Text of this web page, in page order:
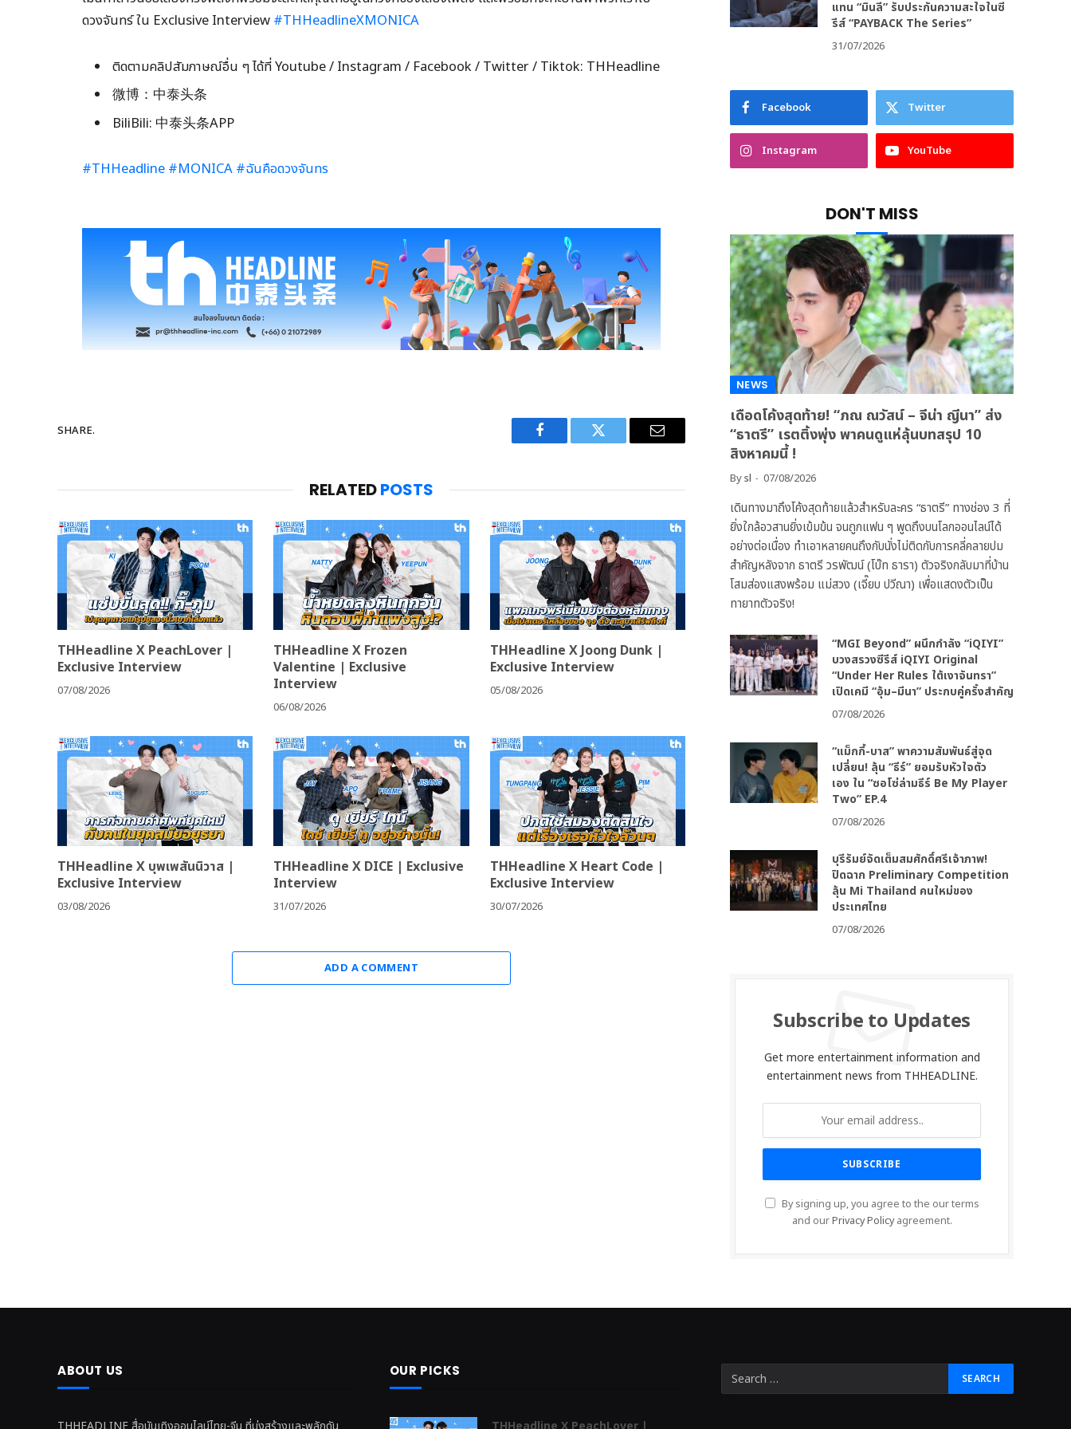
ดวงจันทร์ ใน Exclusive Interview #THHeadlineXMONICA
ติดตามคลิปสัมภาษณ์อื่น ๆ ได้ที่ Youtube / Instagram / Facebook / Twitter / Tiktok: THHeadline
微博：中泰头条
BiliBili: 中泰头条APP
#THHeadline #MONICA #ฉันคือดวงจันทร
SHARE.
Facebook Twitter Email
RELATEDPOSTS
THHeadline X PeachLover |
Exclusive Interview
07/08/2026
THHeadline X Frozen
Valentine | Exclusive
Interview
06/08/2026
THHeadline X Joong Dunk |
Exclusive Interview
05/08/2026
THHeadline X บุพเพสันนิวาส |
Exclusive Interview
03/08/2026
THHeadline X DICE | Exclusive
Interview
31/07/2026
THHeadline X Heart Code |
Exclusive Interview
30/07/2026
ADD A COMMENT
แทน “มินลี” รับประกันความสะใจในซี
รีส์ “PAYBACK The Series”
31/07/2026
Facebook Twitter
Instagram YouTube
DON'T MISS
NEWS
เดือดโค้งสุดท้าย! “ภณ ณวัสน์ – จีน่า ญีนา” ส่ง
“ธาตรี” เรตติ้งพุ่ง พาคนดูแห่ลุ้นบทสรุป 10
สิงหาคมนี้ !
Bysl 07/08/2026
เดินทางมาถึงโค้งสุดท้ายแล้วสำหรับละคร “ธาตรี” ทางช่อง 3 ที่
ยิ่งใกล้อวสานยิ่งเข้มข้น จนถูกแฟน ๆ พูดถึงบนโลกออนไลน์ได้
อย่างต่อเนื่อง ทำเอาหลายคนถึงกับนั่งไม่ติดกับการคลี่คลายปม
สำคัญหลังจาก ธาตรี วรพัฒน์ (โบ๊ท ธารา) ตัวจริงกลับมาที่บ้าน
โสมส่องแสงพร้อม แม่สวง (เจี๊ยบ ปวีณา) เพื่อแสดงตัวเป็น
ทายาทตัวจริง!
“MGI Beyond” ผนึกกำลัง “iQIYI”
บวงสรวงซีรีส์ iQIYI Original
“Under Her Rules ใต้เงาจันทรา”
เปิดเคมี “อุ้ม–มีนา” ประกบคู่ครั้งสำคัญ
07/08/2026
“แม็กกี้-บาส” พาความสัมพันธ์สู่จุด
เปลี่ยน! ลุ้น “ธีร์” ยอมรับหัวใจตัว
เอง ใน “ซอโซ่ล่ามธีร์ Be My Player
Two” EP.4
07/08/2026
บุรีรัมย์จัดเต็มสมศักดิ์ศรีเจ้าภาพ!
ปิดฉาก Preliminary Competition
ลุ้น Mi Thailand คนใหม่ของ
ประเทศไทย
07/08/2026
Subscribe to Updates
Get more entertainment information and
entertainment news from THHEADLINE.
By signing up, you agree to the our terms
and ourPrivacy Policyagreement.
ABOUT US OUR PICKS